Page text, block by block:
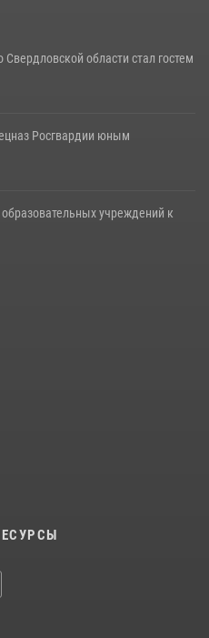
области стал гостем
Росгвардии юным
учреждений к